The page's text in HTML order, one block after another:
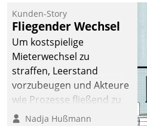
Kunden-Story
Fliegender Wechsel
Um kostspielige
Mieterwechsel zu
straffen, Leerstand
vorzubeugen und Akteure
wie Prozesse fließend zu
vernetzen, nutzt die
Nadja Hußmann